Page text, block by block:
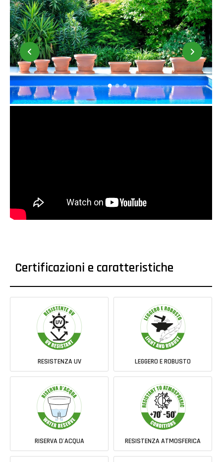
Certificazioni e caratteristiche
RESISTENZA UV LEGGERO E ROBUSTO
RISERVA D'ACQUA RESISTENZA ATMOSFERICA